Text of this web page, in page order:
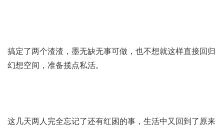
搞定了两个渣渣，墨无缺无事可做，也不想就这样直接回归
幻想空间，准备揽点私活。
这几天两人完全忘记了还有红囦的事，生活中又回到了原来